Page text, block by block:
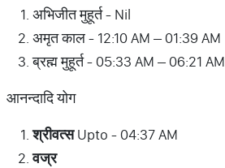
अभिजीत मुहूर्त - Nil
अमृत काल - 12:10 AM – 01:39 AM
ब्रह्म मुहूर्त - 05:33 AM – 06:21 AM
आनन्दादि योग
श्रीवत्सUpto - 04:37 AM
वज्र